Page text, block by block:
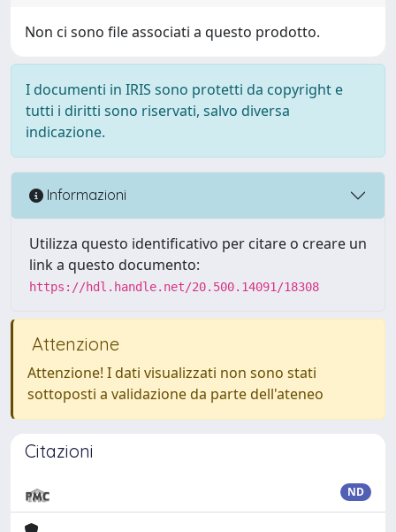
Non ci sono file associati a questo prodotto.
I documenti in IRIS sono protetti da copyright e
tutti i diritti sono riservati, salvo diversa
indicazione.
Informazioni
Utilizza questo identificativo per citare o creare un
link a questo documento:
https://hdl.handle.net/20.500.14091/18308
Attenzione
Attenzione! I dati visualizzati non sono stati
sottoposti a validazione da parte dell'ateneo
Citazioni
ND